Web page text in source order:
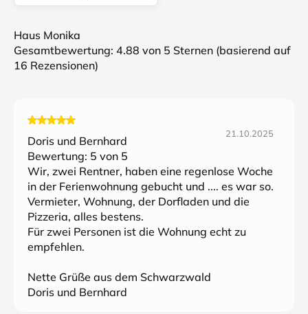
Haus Monika
Gesamtbewertung: 4.88 von 5 Sternen (basierend auf
16 Rezensionen)
Doris und Bernhard
21.10.2025
Bewertung: 5 von 5
Wir, zwei Rentner, haben eine regenlose Woche
in der Ferienwohnung gebucht und .... es war so.
Vermieter, Wohnung, der Dorfladen und die
Pizzeria, alles bestens.
Für zwei Personen ist die Wohnung echt zu
empfehlen.
Nette Grüße aus dem Schwarzwald
Doris und Bernhard